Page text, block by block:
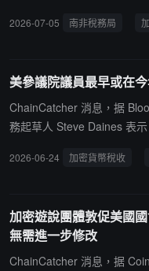
產關係最密切的條款，並未
入納稅，包括來自境外交易
民若收入來源地為南非，或
有納稅義務。
2026-07-05 南非稅務局
美參議院議員最早或在
ChainCatcher 消息，据
務起草人 Steve Daines 表
議院籌款委員會此前發布的
2026-06-24 加密貨幣稅收
加密遊說團體敦促美國
無需進一步修改
ChainCatcher 消息，据